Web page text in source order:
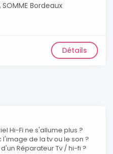
SOMME Bordeaux
Détails
Hi-Fi ne s'allume plus ?
de la tv ou le son ?
Réparateur Tv / hi-fi ?